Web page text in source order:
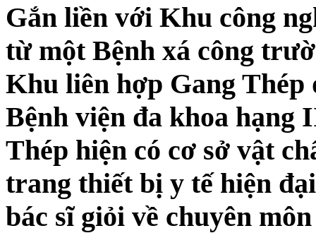
Gắn liền với Khu công
từ một Bệnh xá công
Khu liên hợp Gang
Bệnh viện đa khoa hạng
Thép hiện có cơ sở vật
trang thiết bị y tế hiện
bác sĩ giỏi về chuyên